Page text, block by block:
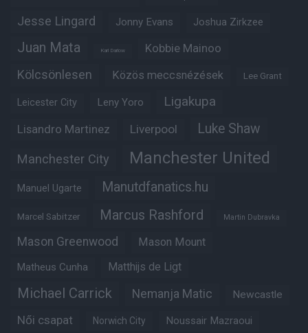
Jesse Lingard Jonny Evans Joshua Zirkzee
Juan Mata Karl Darlow Kobbie Mainoo
Kölcsönlesen Közös meccsnézések Lee Grant
Leicester City Leny Yoro Ligakupa
Lisandro Martinez Liverpool Luke Shaw
Manchester City Manchester United
Manuel Ugarte Manutdfanatics.hu
Marcel Sabitzer Marcus Rashford Martin Dubravka
Mason Greenwood Mason Mount
Matheus Cunha Matthijs de Ligt
Michael Carrick Nemanja Matic Newcastle
Női csapat Norwich City Noussair Mazraoui